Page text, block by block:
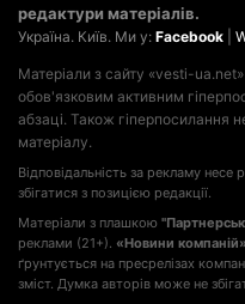
редактури матеріалів.
Україна. Київ. Ми у: Facebook
Матеріали з сайту «vesti-
обов'язковим активним
абзаці. Також гіперпосилання
матеріалу.
Відповідальність за рекламу
збігатися з позицією редакції.
Матеріали з плашкою
реклами (21+). «Новини компаній»
ґрунтується на пресрелізах
зміст. Думка авторів може не